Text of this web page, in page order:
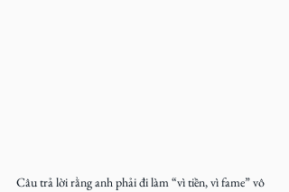
Câu trả lời rằng anh phải đi làm “vì tiền, vì fame” vô